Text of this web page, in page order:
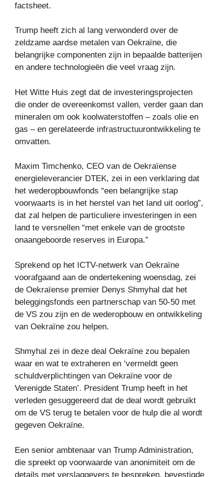
factsheet.
Trump heeft zich al lang verwonderd over de
zeldzame aardse metalen van Oekraïne, die
belangrijke componenten zijn in bepaalde batterijen
en andere technologieën die veel vraag zijn.
Het Witte Huis zegt dat de investeringsprojecten
die onder de overeenkomst vallen, verder gaan dan
mineralen om ook koolwaterstoffen – zoals olie en
gas – en gerelateerde infrastructuurontwikkeling te
omvatten.
Maxim Timchenko, CEO van de Oekraïense
energieleverancier DTEK, zei in een verklaring dat
het wederopbouwfonds “een belangrijke stap
voorwaarts is in het herstel van het land uit oorlog”,
dat zal helpen de particuliere investeringen in een
land te versnellen “met enkele van de grootste
onaangeboorde reserves in Europa.”
Sprekend op het ICTV-netwerk van Oekraïne
voorafgaand aan de ondertekening woensdag, zei
de Oekraïense premier Denys Shmyhal dat het
beleggingsfonds een partnerschap van 50-50 met
de VS zou zijn en de wederopbouw en ontwikkeling
van Oekraïne zou helpen.
Shmyhal zei in deze deal Oekraïne zou bepalen
waar en wat te extraheren en ‘vermeldt geen
schuldverplichtingen van Oekraïne voor de
Verenigde Staten’. President Trump heeft in het
verleden gesuggereerd dat de deal wordt gebruikt
om de VS terug te betalen voor de hulp die al wordt
gegeven Oekraïne.
Een senior ambtenaar van Trump Administration,
die spreekt op voorwaarde van anonimiteit om de
details met verslaggevers te bespreken, bevestigde